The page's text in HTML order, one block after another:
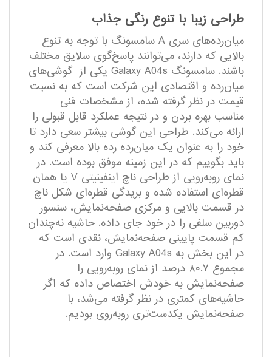
طراحی زیبا با تنوع رنگی جذاب
میان‌رده‌های سری A سامسونگ با توجه به تنوع
بالایی که دارند، می‌توانند پاسخ‌گوی سلایق مختلف
باشند. سامسونگ Galaxy A04s یکی از گوشی‌های
میان‌رده و اقتصادی این شرکت است که به نسبت
قیمت در نظر گرفته شده، از مشخصات فنی
مناسب بهره بردن و در نتیجه عملکرد قابل قبولی را
ارائه می‌کند. طراحی این گوشی بیشتر سعی دارد تا
خود را به عنوان یک میان‌رده رده بالا معرفی کند و
باید بگوییم که در این زمینه موفق بوده است. در
نمای رو‌به‌رویی از طراحی ناچ اینفینیتی V یا همان
قطره‌ای استفاده شده و بریدگی قطره‌ای شکل ناچ
در قسمت بالایی و مرکزی صفحه‌نمایش، سنسور
دوربین سلفی را در خود جای داده. حاشیه نه‌چندان
کم قسمت پایینی صفحه‌نمایش، نقدی است که
در این بخش به Galaxy A04s وارد است. در
مجموع ۸۰.۷ درصد از نمای ‌رو‌به‌رویی را
صفحه‌نمایش به خودش اختصاص داده که اگر
حاشیه‌های کمتری در نظر گرفته می‌شد، با
صفحه‌نمایش یکدست‌تری روبه‌روی بودیم.